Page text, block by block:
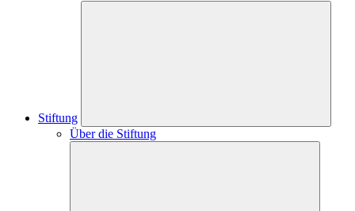
Stiftung
Über die Stiftung